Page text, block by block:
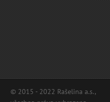
© 2015 - 2022 Rašelina a.s.,